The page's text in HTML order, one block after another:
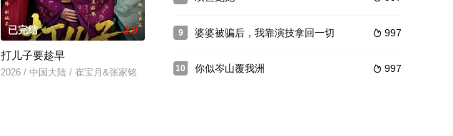
已完结 2.0
打儿子要趁早
2026 / 中国大陆 / 崔宝月&张家铭
9  997
婆婆被骗后，我靠演技拿回一切
10  997
你似岑山覆我洲